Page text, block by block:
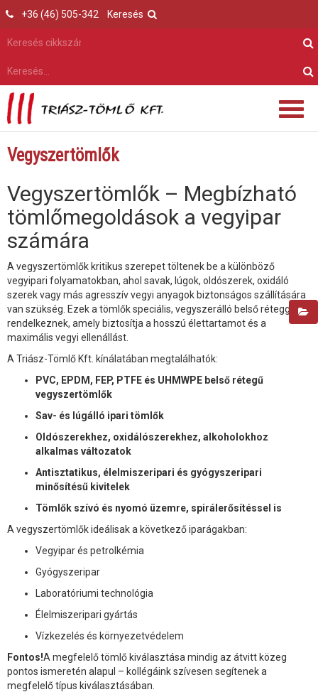
Keresés
+36 (46) 505-342
Vegyszertömlők
Vegyszertömlők – Megbízható
tömlőmegoldások a vegyipar
számára
A vegyszertömlők kritikus szerepet töltenek be a különböző
vegyipari folyamatokban, ahol savak, lúgok, oldószerek, oxidáló
szerek vagy más agresszív vegyi anyagok biztonságos szállítására
van szükség. Ezek a tömlők speciális, vegyszerálló belső réteggel
rendelkeznek, amely biztosítja a hosszú élettartamot és a
maximális vegyi ellenállást.
A Triász-Tömlő Kft. kínálatában megtalálhatók:
PVC, EPDM, FEP, PTFE és UHMWPE belső rétegű
vegyszertömlők
Sav- és lúgálló ipari tömlők
Oldószerekhez, oxidálószerekhez, alkoholokhoz
alkalmas változatok
Antisztatikus, élelmiszeripari és gyógyszeripari
minősítésű kivitelek
Tömlők szívó és nyomó üzemre, spirálerősítéssel is
A vegyszertömlők ideálisak a következő iparágakban:
Vegyipar és petrolkémia
Gyógyszeripar
Laboratóriumi technológia
Élelmiszeripari gyártás
Vízkezelés és környezetvédelem
Fontos!A megfelelő tömlő kiválasztása mindig az átvitt közeg
pontos ismeretén alapul – kollégáink szívesen segítenek a
megfelelő típus kiválasztásában.